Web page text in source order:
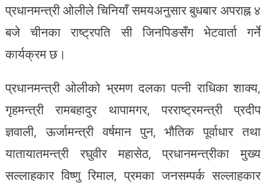
प्रधानमन्त्री ओलीले चिनियाँ समयअनुसार बुधबार अपराह्न ४
बजे चीनका राष्ट्रपति सी जिनपिङसँग भेटवार्ता गर्ने
कार्यक्रम छ।
प्रधानमन्त्री ओलीको भ्रमण दलका पत्नी राधिका शाक्य,
गृहमन्त्री रामबहादुर थापामगर, परराष्ट्रमन्त्री प्रदीप
ज्ञवाली, ऊर्जामन्त्री वर्षमान पुन, भौतिक पूर्वाधार तथा
यातायातमन्त्री रघुवीर महासेठ, प्रधानमन्त्रीका मुख्य
सल्लाहकार विष्णु रिमाल, प्रमका जनसम्पर्क सल्लाहकार